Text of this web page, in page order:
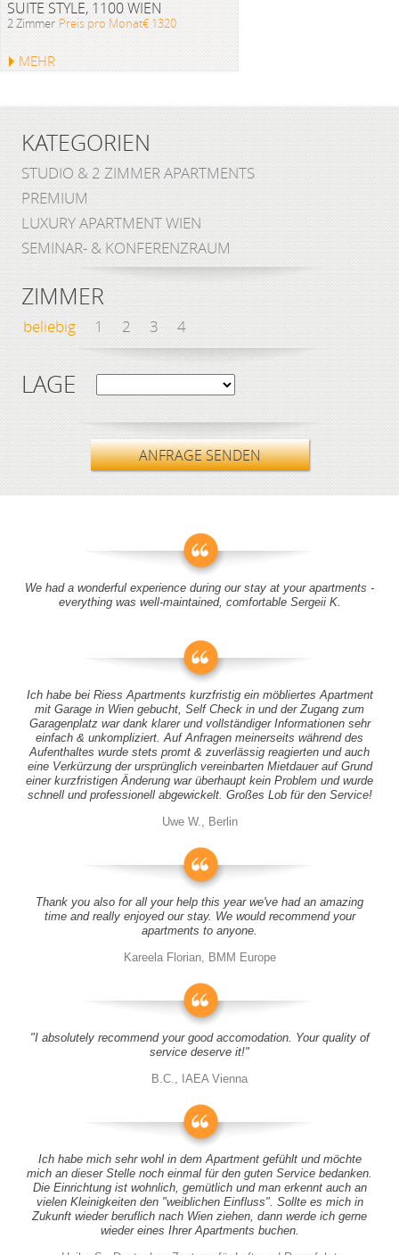
SUITE STYLE, 1100 WIEN
2 Zimmer Preis pro Monat€ 1320
MEHR
KATEGORIEN
STUDIO & 2 ZIMMER APARTMENTS
PREMIUM
LUXURY APARTMENT WIEN
SEMINAR- & KONFERENZRAUM
ZIMMER
beliebig 1 2 3 4
LAGE
ANFRAGE SENDEN
We had a wonderful experience during our stay at your apartments -
everything was well-maintained, comfortable Sergeii K.
Ich habe bei Riess Apartments kurzfristig ein möbliertes Apartment
mit Garage in Wien gebucht, Self Check in und der Zugang zum
Garagenplatz war dank klarer und vollständiger Informationen sehr
einfach & unkompliziert. Auf Anfragen meinerseits während des
Aufenthaltes wurde stets promt & zuverlässig reagierten und auch
eine Verkürzung der ursprünglich vereinbarten Mietdauer auf Grund
einer kurzfristigen Änderung war überhaupt kein Problem und wurde
schnell und professionell abgewickelt. Großes Lob für den Service!
Uwe W., Berlin
Thank you also for all your help this year we've had an amazing
time and really enjoyed our stay. We would recommend your
apartments to anyone.
Kareela Florian, BMM Europe
"I absolutely recommend your good accomodation. Your quality of
service deserve it!"
B.C., IAEA Vienna
Ich habe mich sehr wohl in dem Apartment gefühlt und möchte
mich an dieser Stelle noch einmal für den guten Service bedanken.
Die Einrichtung ist wohnlich, gemütlich und man erkennt auch an
vielen Kleinigkeiten den "weiblichen Einfluss". Sollte es mich in
Zukunft wieder beruflich nach Wien ziehen, dann werde ich gerne
wieder eines Ihrer Apartments buchen.